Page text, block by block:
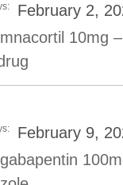
February 2,
10mg –
February 9,